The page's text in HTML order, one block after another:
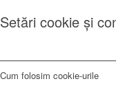
Setări cookie și
Cum folosim cookie-urile